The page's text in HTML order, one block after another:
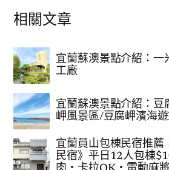
相關文章
宜蘭蘇澳景點介紹：一
工廠
宜蘭蘇澳景點介紹：豆
岬風景區/豆腐岬濱海
宜蘭員山包棟民宿推薦
民宿》平日12人包棟